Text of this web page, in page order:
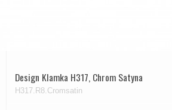
Design Klamka H317, Chrom Satyna
H317.R8.Cromsatin